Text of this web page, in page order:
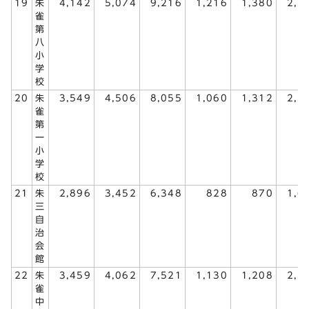
19
朱
雀
第
八
小
学
校
4,142 5,074 9,216 1,216 1,380
20
朱
雀
第
一
小
学
校
3,549 4,506 8,055 1,060 1,312
21
朱
三
自
治
会
館
2,896 3,452 6,348 828 870
22
朱
雀
中
3,459 4,062 7,521 1,130 1,208